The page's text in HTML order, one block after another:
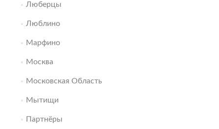
Люберцы
Люблино
Марфино
Москва
Московская Область
Мытищи
Партнёры